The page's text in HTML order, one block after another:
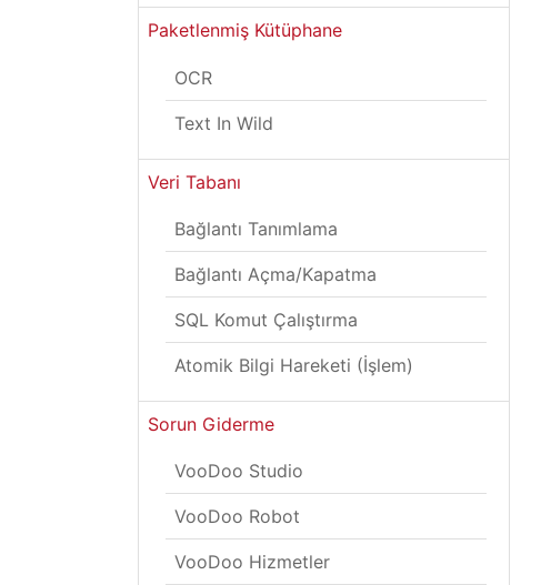
Paketlenmiş Kütüphane
OCR
Text In Wild
Veri Tabanı
Bağlantı Tanımlama
Bağlantı Açma/Kapatma
SQL Komut Çalıştırma
Atomik Bilgi Hareketi (İşlem)
Sorun Giderme
VooDoo Studio
VooDoo Robot
VooDoo Hizmetler